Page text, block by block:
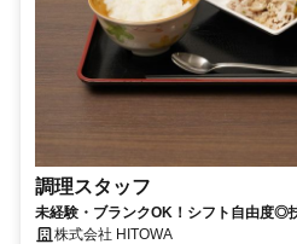
調理スタッフ
未経験・ブランクOK！シフト自由度◎
株式会社 HITOWA